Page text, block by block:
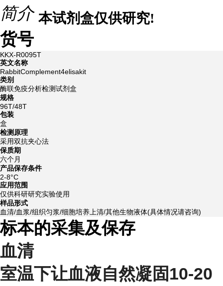
简介 本试剂盒仅供研究!
货号
KKX-R0095T
英文名称
RabbitComplement4elisakit
类别
酶联免疫分析检测试剂盒
规格
96T/48T
包装
盒
检测原理
采用双抗夹心法
保质期
六个月
产品保存条件
2-8°C
应用范围
仅供科研研究实验使用
样品形式
血清/血浆/组织匀浆/细胞培养上清/其他生物液体(具体情况请咨询)
标本的采集及保存
血清
室温下让血液自然凝固10-20